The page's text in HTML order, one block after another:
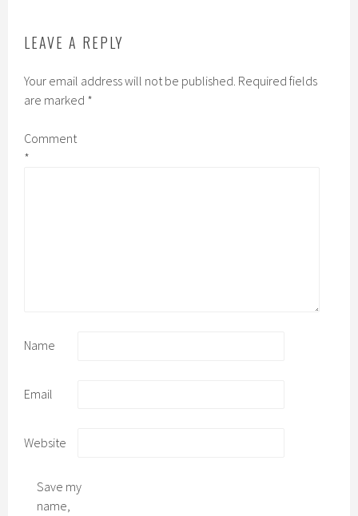
LEAVE A REPLY
Your email address will not be published. Required fields
are marked *
Comment
*
Name
Email
Website
Save my
name,